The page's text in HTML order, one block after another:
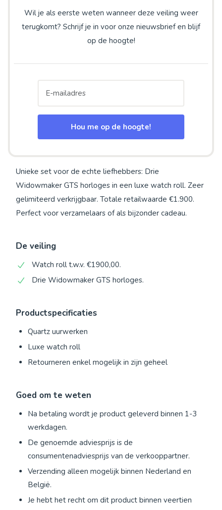
Wil je als eerste weten wanneer deze veiling weer
terugkomt? Schrijf je in voor onze nieuwsbrief en blijf
op de hoogte!
Hou me op de hoogte!
Unieke set voor de echte liefhebbers: Drie
Widowmaker GTS horloges in een luxe watch roll. Zeer
gelimiteerd verkrijgbaar. Totale retailwaarde €1.900.
Perfect voor verzamelaars of als bijzonder cadeau.
De veiling
Watch roll t.w.v. €1900,00.
Drie Widowmaker GTS horloges.
Productspecificaties
Quartz uurwerken
Luxe watch roll
Retourneren enkel mogelijk in zijn geheel
Goed om te weten
Na betaling wordt je product geleverd binnen 1-3
werkdagen.
De genoemde adviesprijs is de
consumentenadviesprijs van de verkooppartner.
Verzending alleen mogelijk binnen Nederland en
België.
Je hebt het recht om dit product binnen veertien